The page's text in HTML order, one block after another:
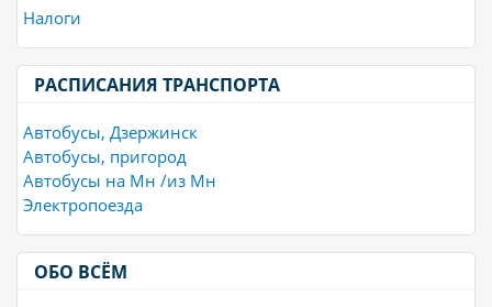
Налоги
РАСПИСАНИЯ ТРАНСПОРТА
Автобусы, Дзержинск
Автобусы, пригород
Автобусы на Мн /из Мн
Электропоезда
ОБО ВСЁМ